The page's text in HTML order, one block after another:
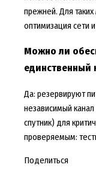
прежней. Для
оптимизация сети
Можно ли
единственный
Да: резервируют
независимый
спутник) для
проверяемым:
Поделиться